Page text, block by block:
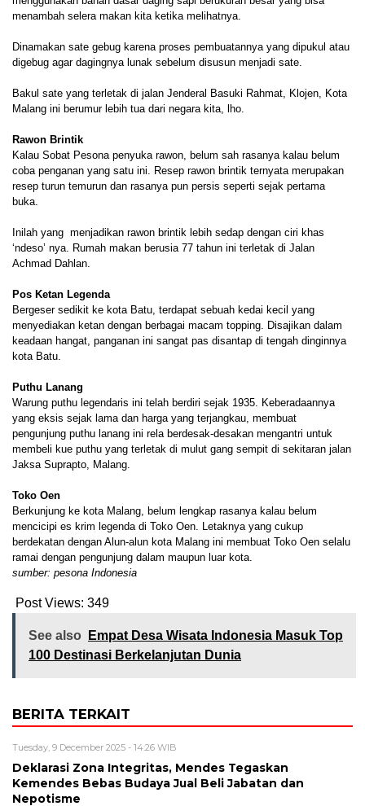
menambah selera makan kita ketika melihatnya.
Dinamakan sate gebug karena proses pembuatannya yang dipukul atau
digebug agar dagingnya lunak sebelum disusun menjadi sate.
Bakul sate yang terletak di jalan Jenderal Basuki Rahmat, Klojen, Kota
Malang ini berumur lebih tua dari negara kita, lho.
Rawon Brintik
Kalau Sobat Pesona penyuka rawon, belum sah rasanya kalau belum
coba penganan yang satu ini. Resep rawon brintik ternyata merupakan
resep turun temurun dan rasanya pun persis seperti sejak pertama
buka.
Inilah yang menjadikan rawon brintik lebih sedap dengan ciri khas
‘ndeso’ nya. Rumah makan berusia 77 tahun ini terletak di Jalan
Achmad Dahlan.
Pos Ketan Legenda
Bergeser sedikit ke kota Batu, terdapat sebuah kedai kecil yang
menyediakan ketan dengan berbagai macam topping. Disajikan dalam
keadaan hangat, panganan ini sangat pas disantap di tengah dinginnya
kota Batu.
Puthu Lanang
Warung puthu legendaris ini telah berdiri sejak 1935. Keberadaannya
yang eksis sejak lama dan harga yang terjangkau, membuat
pengunjung puthu lanang ini rela berdesak-desakan mengantri untuk
membeli kue puthu yang terletak di mulut gang sempit di sekitaran jalan
Jaksa Suprapto, Malang.
Toko Oen
Berkunjung ke kota Malang, belum lengkap rasanya kalau belum
mencicipi es krim legenda di Toko Oen. Letaknya yang cukup
berdekatan dengan Alun-alun kota Malang ini membuat Toko Oen selalu
ramai dengan pengunjung dalam maupun luar kota.
sumber: pesona Indonesia
Post Views: 349
See also
Empat Desa Wisata Indonesia Masuk Top
100 Destinasi Berkelanjutan Dunia
BERITA TERKAIT
Tuesday, 9 December 2025 - 14:26 WIB
Deklarasi Zona Integritas, Mendes Tegaskan
Kemendes Bebas Budaya Jual Beli Jabatan dan
Nepotisme